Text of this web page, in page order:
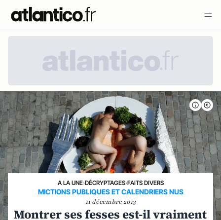
A LA UNE›DÉCRYPTAGES›FAITS DIVERS
MICTIONS PUBLIQUES ET CALENDRIERS NUS
11 décembre 2013
Montrer ses fesses est-il vraiment